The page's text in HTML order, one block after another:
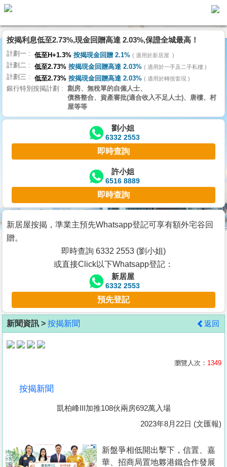
代
理
主
頁
搵
樓/
交
業
主
宅
谷
按
客
地
產
置
按揭利息低至2.73%,現金回贈高達 2.03%,保證全城最高！
計劃一 低至H+1.3% 按揭現金回贈 2.1% 適用於新居屋
計劃二 低至2.73% 按揭現金回贈高達 2.03% 適用於一手及二手私樓
計劃三 低至2.73% 按揭現金回贈高達 2.03% 適用於轉按套現
銀行特別按揭計劃
劏房、無稅單的自僱人士、
債務整合、資產審批(適合收入不足人士)、唐樓、村
屋等等
劉小姐
6332 2553
即時查詢
許小姐
6516 8889
即時查詢
新居屋按揭，準業主預先Whatsapp登記可享有額外宅谷回
贈。
即時查詢 6332 2553 (劉小姐)
或直接Click以下Whatsapp登記：
新居屋
6332 2553
預先登記
新聞資訊 > 按揭新聞 返回
瀏覽人次： 1349
按揭新聞
凱柏峰III加推108伙兩房692萬入場
2023年8月22日 (文匯報)
新盤爭相低開出擊下，信置、嘉
華、招商局置地夥港鐵合作發展